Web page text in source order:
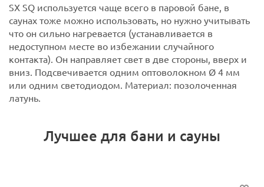
SX SQ используется чаще всего в паровой бане, в
саунах тоже можно использовать, но нужно учитывать
что он сильно нагревается (устанавливается в
недоступном месте во избежании случайного
контакта). Он направляет свет в две стороны, вверх и
вниз. Подсвечивается одним оптоволокном Ø 4 мм
или одним светодиодом. Материал: позолоченная
латунь.
Лучшее для бани и сауны